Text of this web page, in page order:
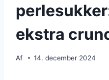
ekstra
Af 14. december 2024